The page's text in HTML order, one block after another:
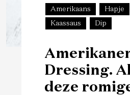
Amerikaans Hapje
Kaassaus
Dip
Dressing.
deze